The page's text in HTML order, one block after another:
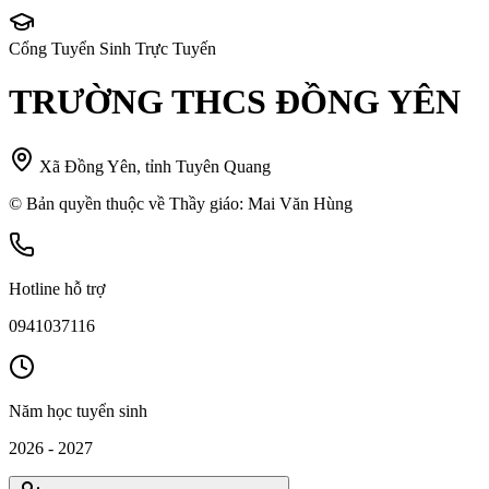
Cổng Tuyển Sinh Trực Tuyến
TRƯỜNG THCS ĐỒNG YÊN
Xã Đồng Yên, tỉnh Tuyên Quang
© Bản quyền thuộc về Thầy giáo: Mai Văn Hùng
Hotline hỗ trợ
0941037116
Năm học tuyển sinh
2026 - 2027